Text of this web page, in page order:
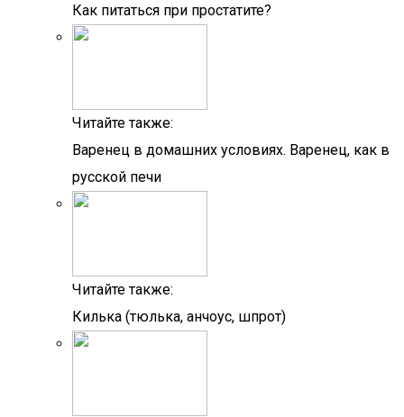
Как питаться при простатите?
Читайте также:
Варенец в домашних условиях. Варенец, как в
русской печи
Читайте также:
Килька (тюлька, анчоус, шпрот)